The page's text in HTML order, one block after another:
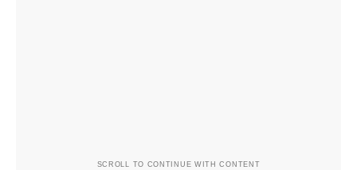
SCROLL TO CONTINUE WITH CONTENT